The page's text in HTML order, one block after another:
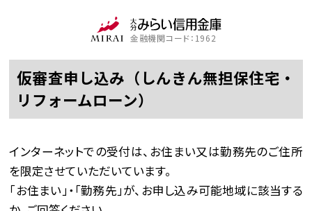
金融機関コード：1962
仮審査申し込み（しんきん無担保住宅・
リフォームローン）
インターネットでの受付は、お住まい又は勤務先のご住所
を限定させていただいています。
「お住まい」・「勤務先」が、お申し込み可能地域に該当する